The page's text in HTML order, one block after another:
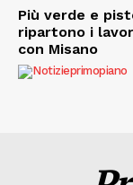
Più verde e
ripartono i
con Misano